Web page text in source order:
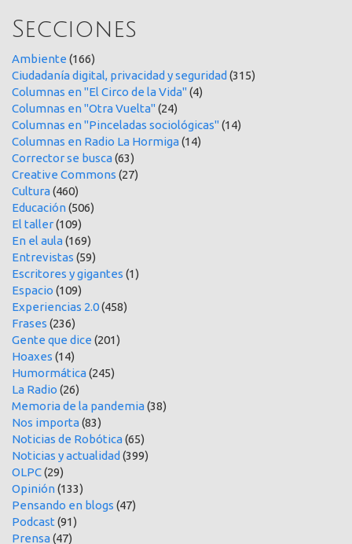
Secciones
Ambiente (166)
Ciudadanía digital, privacidad y seguridad (315)
Columnas en "El Circo de la Vida"(4)
Columnas en "Otra Vuelta"(24)
Columnas en "Pinceladas sociológicas"(14)
Columnas en Radio La Hormiga(14)
Corrector se busca(63)
Creative Commons (27)
Cultura(460)
Educación(506)
El taller(109)
En el aula(169)
Entrevistas (59)
Escritores y gigantes (1)
Espacio (109)
Experiencias 2.0(458)
Frases (236)
Gente que dice (201)
Hoaxes (14)
Humormática(245)
La Radio (26)
Memoria de la pandemia(38)
Nos importa(83)
Noticias de Robótica(65)
Noticias y actualidad (399)
OLPC(29)
Opinión(133)
Pensando en blogs (47)
Podcast (91)
Prensa(47)